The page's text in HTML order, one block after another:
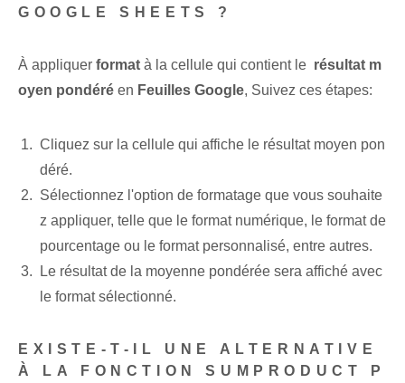
GOOGLE SHEETS ?
À appliquer format à la cellule qui contient le ⁤ résultat m
oyen pondéré en Feuilles Google, Suivez ces étapes:
Cliquez sur la cellule qui affiche le résultat moyen pon
déré.
Sélectionnez l'option de formatage⁤ que vous souhaite
z appliquer, telle que le format numérique, le format de
pourcentage‌ ou le format personnalisé, entre autres.
Le résultat de la moyenne pondérée sera affiché avec
le format sélectionné.
EXISTE-T-IL UNE ALTERNATIVE
À LA FONCTION SUMPRODUCT P